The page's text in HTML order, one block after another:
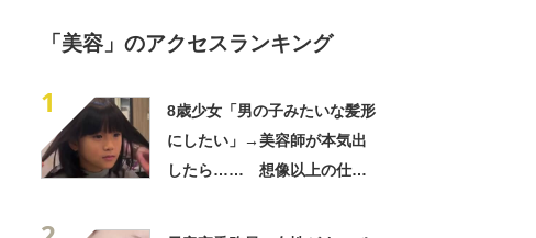
「美容」のアクセスランキング
1
8歳少女「男の子みたいな髪形
にしたい」→美容師が本気出
したら…… 想像以上の仕上